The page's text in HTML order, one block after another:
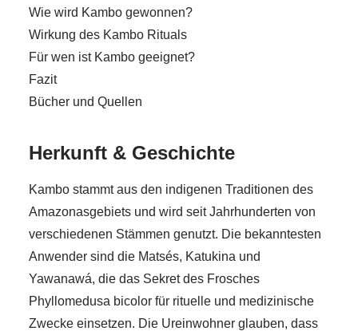
Wie wird Kambo gewonnen?
Wirkung des Kambo Rituals
Für wen ist Kambo geeignet?
Fazit
Bücher und Quellen
Herkunft & Geschichte
Kambo stammt aus den indigenen Traditionen des
Amazonasgebiets und wird seit Jahrhunderten von
verschiedenen Stämmen genutzt. Die bekanntesten
Anwender sind die Matsés, Katukina und
Yawanawá, die das Sekret des Frosches
Phyllomedusa bicolor für rituelle und medizinische
Zwecke einsetzen. Die Ureinwohner glauben, dass